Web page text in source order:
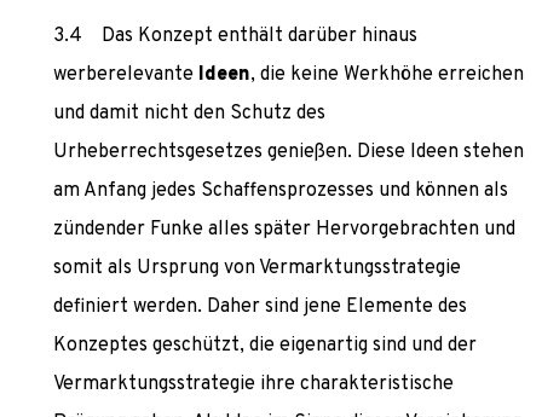
Das Konzept enthält darüber hinaus
werberelevante Ideen, die keine Werkhöhe erreichen
und damit nicht den Schutz des
Urheberrechtsgesetzes genießen. Diese Ideen stehen
am Anfang jedes Schaffensprozesses und können als
zündender Funke alles später Hervorgebrachten und
somit als Ursprung von Vermarktungsstrategie
definiert werden. Daher sind jene Elemente des
Konzeptes geschützt, die eigenartig sind und der
Vermarktungsstrategie ihre charakteristische